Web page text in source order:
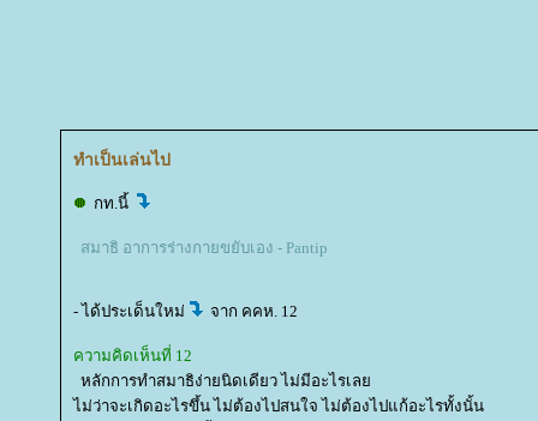
ทำเป็นเล่นไป
กท.นี้
สมาธิ อาการร่างกายขยับเอง - Pantip
- ได้ประเด็นใหม่ จาก คคห. 12
ความคิดเห็นที่ 12
หลักการทำสมาธิง่ายนิดเดียว ไม่มีอะไรเล
ไม่ว่าจะเกิดอะไรขึ้น ไม่ต้องไปสนใจ ไม่ต้องไปแก้อะไรทั้งนั้น